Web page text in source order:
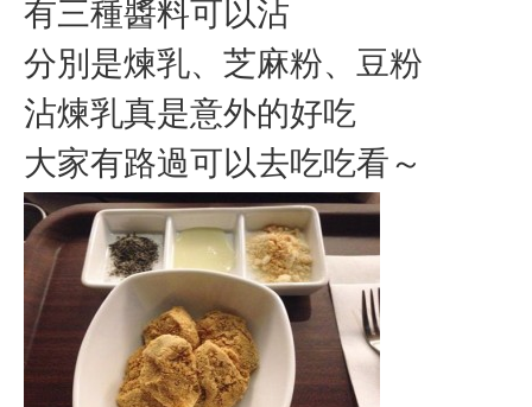
有三種醬料可以沾
分別是煉乳、芝麻粉、豆粉
沾煉乳真是意外的好吃
大家有路過可以去吃吃看～